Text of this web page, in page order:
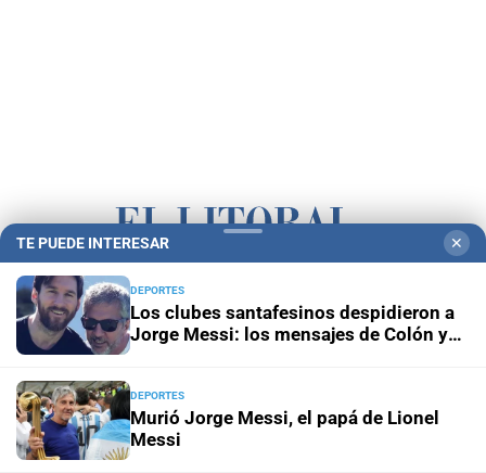
Campolitoral Revista Nosotros
Podcasts Mirador Provincial VivíMejor SF
Puerto Negocios
TE PUEDE INTERESAR ✕
DEPORTES
Los clubes santafesinos despidieron a
Jorge Messi: los mensajes de Colón y
DEPORTES
Murió Jorge Messi, el papá de Lionel
Messi